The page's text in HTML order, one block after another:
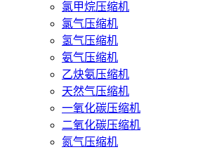
氯甲烷压缩机
氯气压缩机
氢气压缩机
氨气压缩机
乙炔氨压缩机
天然气压缩机
一氧化碳压缩机
二氧化碳压缩机
氮气压缩机